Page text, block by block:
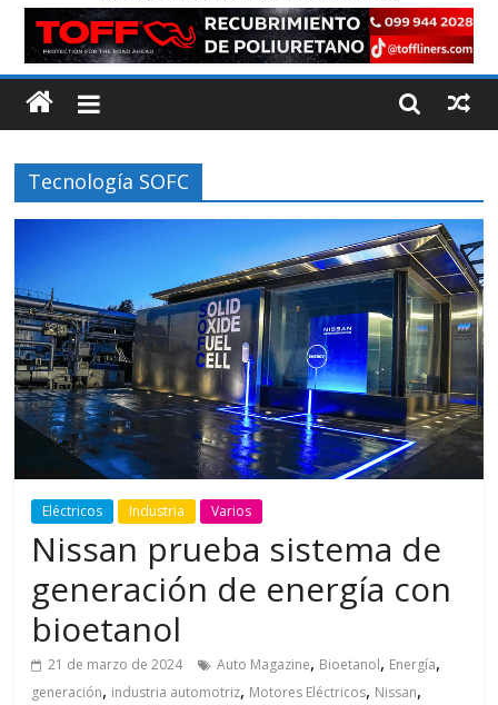
Tecnología SOFC
Eléctricos Industria Varios
Nissan prueba sistema de
generación de energía con
bioetanol
21 de marzo de 2024 Auto Magazine, Bioetanol, Energía,
generación, industria automotriz, Motores Eléctricos, Nissan,